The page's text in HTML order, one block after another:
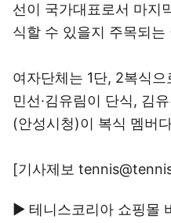
선이 국가대표로서 마지
식할 수 있을지 주목되는
여자단체는 1단, 2복식
민선·김유림이 단식, 김
(안성시청)이 복식 멤버
[기사제보
▶ 테니스코리아 쇼핑몰